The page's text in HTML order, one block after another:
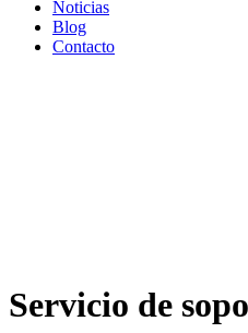
Noticias
Blog
Contacto
Servicio de